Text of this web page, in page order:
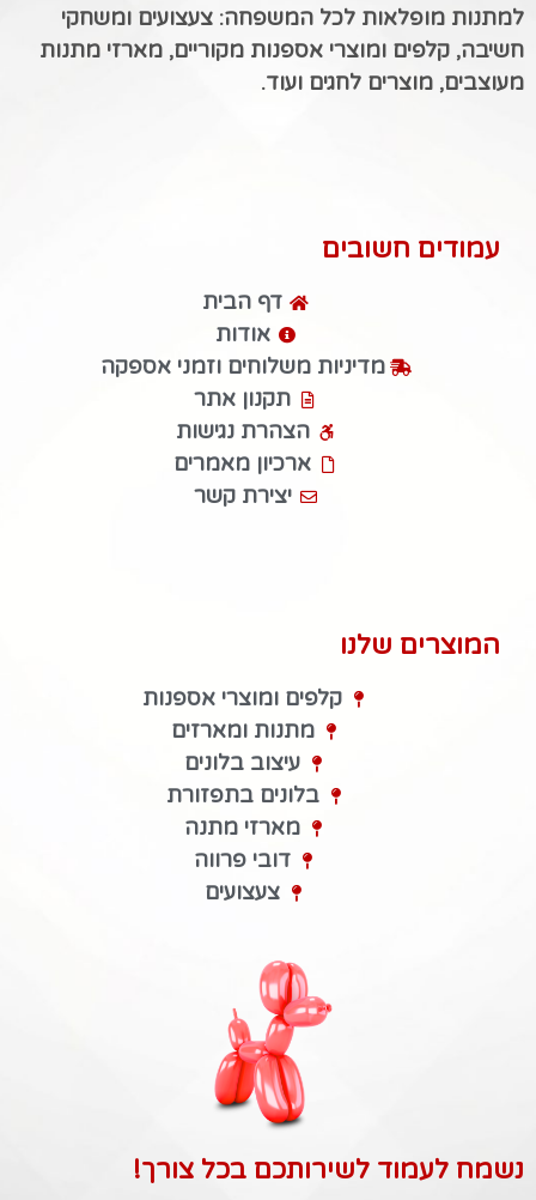
למתנות מופלאות לכל המשפחה: צעצועים ומשחקי
חשיבה, קלפים ומוצרי אספנות מקוריים, מארזי מתנות
מעוצבים, מוצרים לחגים ועוד.
עמודים חשובים
דף הבית
אודות
מדיניות משלוחים וזמני אספקה
תקנון אתר
הצהרת נגישות
ארכיון מאמרים
יצירת קשר
המוצרים שלנו
קלפים ומוצרי אספנות
מתנות ומארזים
עיצוב בלונים
בלונים בתפזורת
מארזי מתנה
דובי פרווה
צעצועים
נשמח לעמוד לשירותכם בכל צורך!